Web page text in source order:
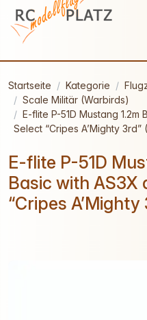
Startseite Kategorie
Scale Militär (Warbirds)
E-flite P-51D Mustang 1.2m
Select “Cripes A’Mighty 3rd”
E-flite P-51D
Basic with AS3X
“Cripes